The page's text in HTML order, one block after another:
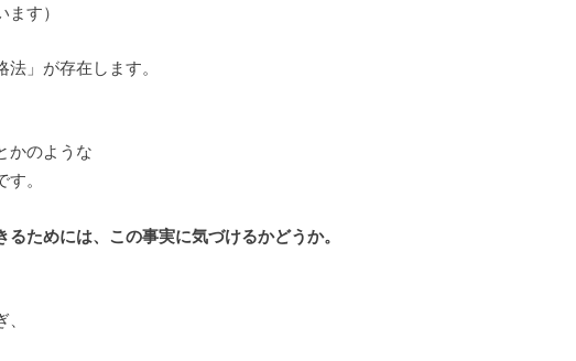
す）
」が存在します。
かのような
。
ためには、この事実に気づけるかどうか。